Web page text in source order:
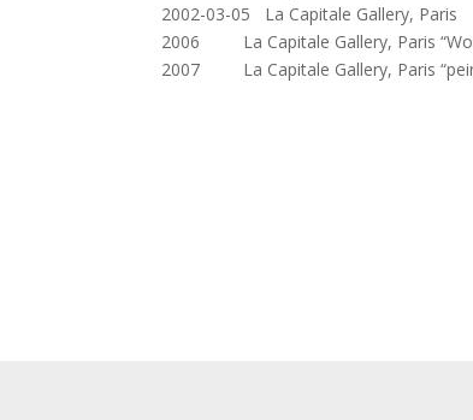
2002-03-05 La Capitale Gallery, Paris
2006 La Capitale Gallery, Paris
2007 La Capitale Gallery, Paris